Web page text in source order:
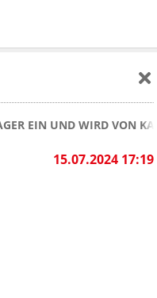
EIN UND WIRD VON
15.07.2024 17:19